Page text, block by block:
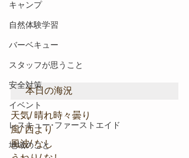
キャンプ
自然体験学習
バーベキュー
スタッフが思うこと
安全対策
イベント
レスキュー･ファーストエイド
地域のこと
本日の海況
天気/ 晴れ時々曇り
風/ 西より
風波/ なし